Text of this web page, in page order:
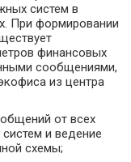
систем в
При формировании
финансовых
сообщениями,
из центра
от всех
и ведение
схемы;